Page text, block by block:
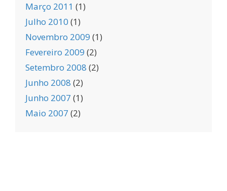
Março 2011 (1)
Julho 2010 (1)
Novembro 2009 (1)
Fevereiro 2009 (2)
Setembro 2008 (2)
Junho 2008 (2)
Junho 2007 (1)
Maio 2007 (2)